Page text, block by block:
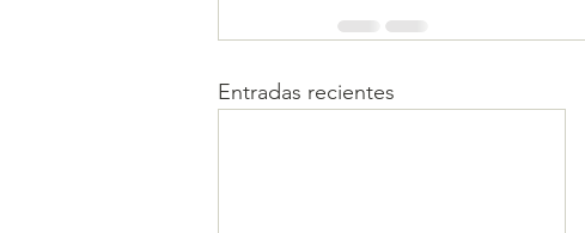
Entradas recientes